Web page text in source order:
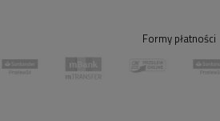
Formy płatności